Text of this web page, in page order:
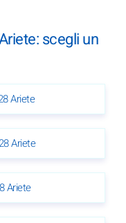
scegli un
Ariete
Ariete
Ariete